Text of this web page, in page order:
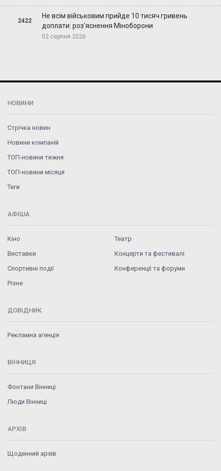
2422
Не всім військовим прийде 10 тисяч гривень
доплати: роз’яснення Міноборони
02 серпня 2026
НОВИНИ
Стрічка новин
Новини компаній
ТОП-новини тижня
ТОП-новини місяця
Теги
АФІША
Кіно
Театр
Виставки
Концерти та фестивалі
Спортивні події
Конференції та форуми
Різне
ДОВІДНИК
Рекламна агенція
ВІННИЦЯ
Фонтани Вінниці
Люди Вінниці
АРХІВ
Щоденний архів